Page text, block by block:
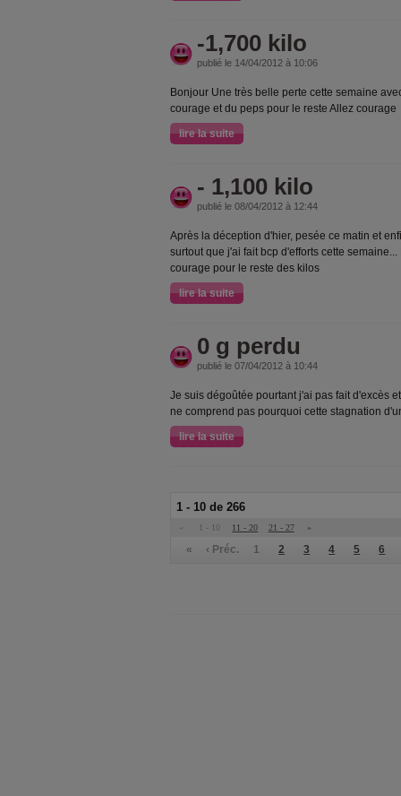
-1,700 kilo
publié le 14/04/2012 à 10:06
Bonjour Une très belle perte cette semaine
courage et du peps pour le reste Allez courage
lire la suite
- 1,100 kilo
publié le 08/04/2012 à 12:44
Après la déception d'hier, pesée ce matin et
surtout que j'ai fait bcp d'efforts cette
courage pour le reste des kilos
lire la suite
0 g perdu
publié le 07/04/2012 à 10:44
Je suis dégoûtée pourtant j'ai pas fait d'excès
ne comprend pas pourquoi cette stagnation
lire la suite
1 - 10 de 266
« 1 - 10 11 - 20 21 - 27 »
« ‹ Préc. 1 2 3 4 5 6